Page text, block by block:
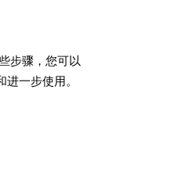
步骤，您可以
一步使用。